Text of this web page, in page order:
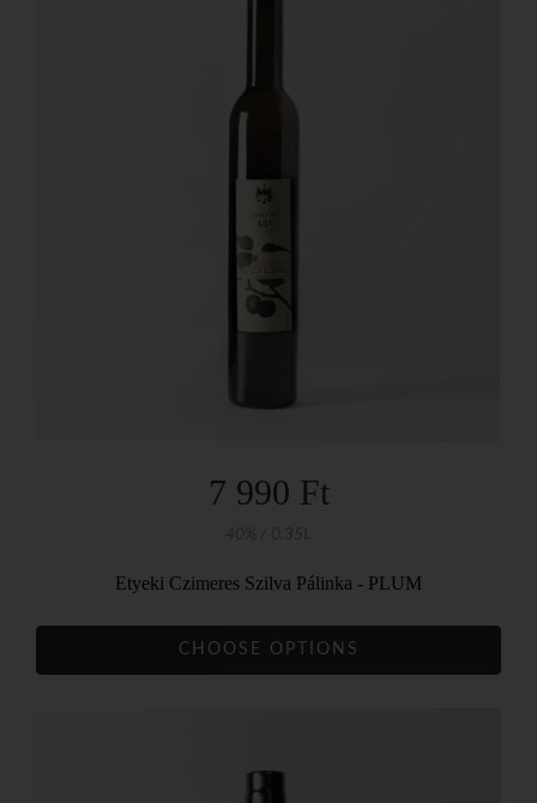
7 990 Ft
Etyeki Czimeres Szilva Pálinka - PLUM
CHOOSE OPTIONS